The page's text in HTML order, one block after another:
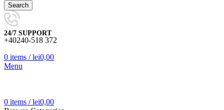
Search
24/7 SUPPORT
+40240-518 372
0 items / lei0,00
Menu
0 items / lei0,00